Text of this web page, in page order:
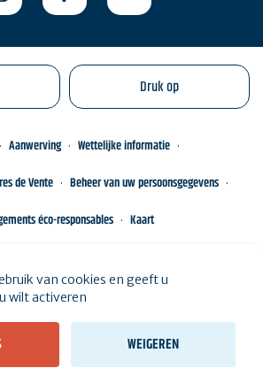
Druk op
Aanwerving
Wettelijke informatie
de Vente
Beheer van uw persoonsgegevens
éco-responsables
Kaart
van cookies en geeft u
wilt activeren
WEIGEREN